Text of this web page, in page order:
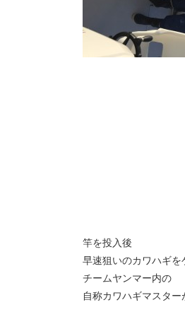
竿を投入後
早速狙いのカワハギを
チームヤンマー内の
自称カワハギマスタ